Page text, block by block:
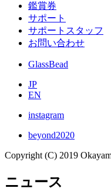
鑑賞券
サポート
サポートスタッフ
お問い合わせ
GlassBead
JP
EN
instagram
beyond2020
Copyright (C) 2019
ニュース